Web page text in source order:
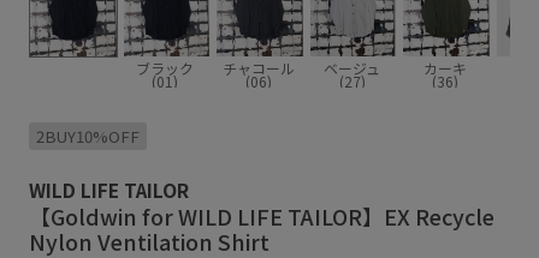
ブラック
(01)
チャコール
(06)
ベージュ
(27)
カーキ
(36)
2BUY10%OFF
WILD LIFE TAILOR
【Goldwin for WILD LIFE TAILOR】EX Recycle
Nylon Ventilation Shirt